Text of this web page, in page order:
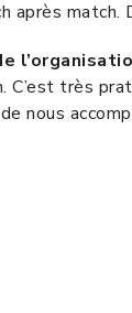
après
très
nous